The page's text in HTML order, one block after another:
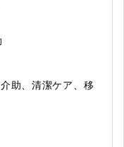
助、清潔ケア、移